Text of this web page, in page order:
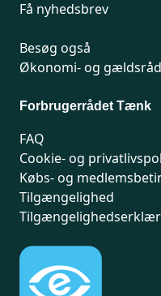
Få nyhedsbrev
Besøg også
Økonomi- og
Forbrugerrådet Tænk
FAQ
Cookie- og
Købs- og
Tilgængelighed